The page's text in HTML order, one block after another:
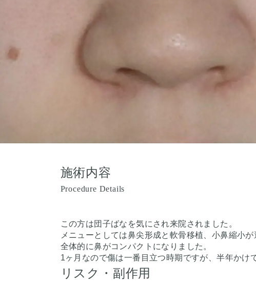
施術内容
Procedure Details
この方は団子ばなを気にされ来院されました。
メニューとしては鼻尖形成と軟骨移植、小鼻縮小
全体的に鼻がコンパクトになりました。
1ヶ月なので傷は一番目立つ時期ですが、半年かけ
リスク・副作用